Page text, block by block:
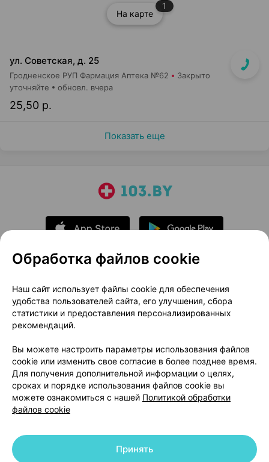
На карте
1
ул. Советская, д. 25
Гродненское РУП Фармация Аптека №62 Закрыто
25,50 р.
уточняйте обновл. вчера
Показать еще
О проекте
Новости проекта
Размещение рекламы
Медицинский маркетинг
Публичный договор
Доставка
Способы оплаты
Вакансии
Партнеры
Написать руководителю 103.by
Написать в поддержку
Персональные настройки Cookie
© 2026 ООО «Артокс Лаб», УНП 191700409 | 220012, Республика Беларусь,
Обработка файлов cookie
Наш сайт использует файлы cookie для обеспечения
удобства пользователей сайта, его улучшения, сбора
статистики и предоставления персонализированных
рекомендаций.
Вы можете настроить параметры использования файлов
cookie или изменить свое согласие в более позднее время.
Для получения дополнительной информации о целях,
сроках и порядке использования файлов cookie вы
можете ознакомиться с нашей Политикой обработки
файлов cookie
Принять